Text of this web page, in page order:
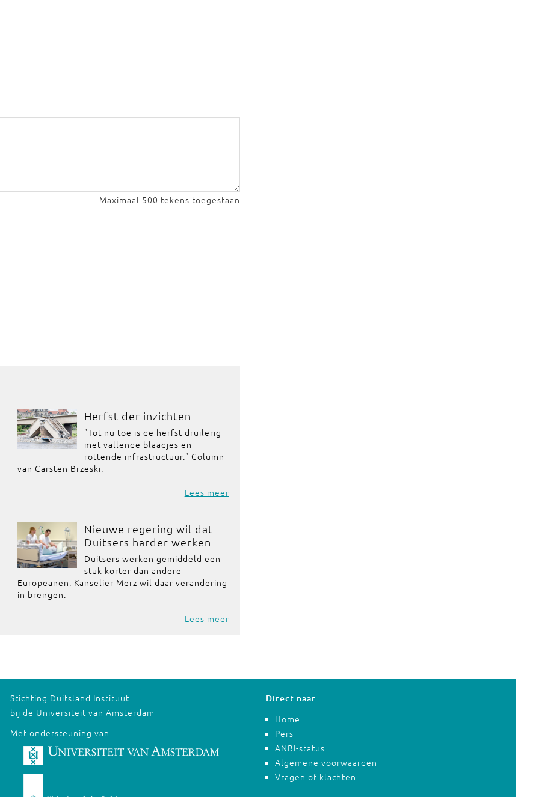
Maximaal 500 tekens toegestaan
Herfst der inzichten
"Tot nu toe is de herfst druilerig
met vallende blaadjes en
rottende infrastructuur." Column
van Carsten Brzeski.
Lees meer
Nieuwe regering wil dat
Duitsers harder werken
Duitsers werken gemiddeld een
stuk korter dan andere
Europeanen. Kanselier Merz wil daar verandering
in brengen.
Lees meer
Stichting Duitsland Instituut
bij de Universiteit van Amsterdam
Met ondersteuning van
Direct naar:
Home
Pers
ANBI-status
Algemene voorwaarden
Vragen of klachten